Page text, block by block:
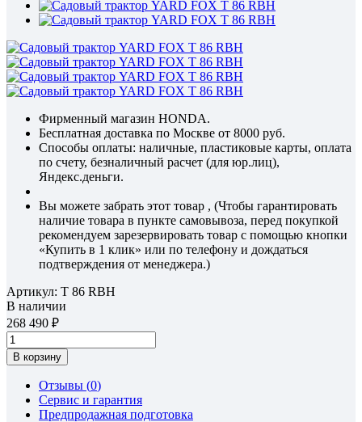
Фирменный магазин HONDA.
Бесплатная доставка по Москве от 8000 руб.
Способы оплаты: наличные, пластиковые карты, оплата
по счету, безналичный расчет (для юр.лиц),
Яндекс.деньги.
Вы можете забрать этот товар , (Чтобы гарантировать
наличие товара в пункте самовывоза, перед покупкой
рекомендуем зарезервировать товар с помощью кнопки
«Купить в 1 клик» или по телефону и дождаться
подтверждения от менеджера.)
Артикул: T 86 RBH
В наличии
268 490
В корзину
Отзывы (0)
Сервис и гарантия
Предпродажная подготовка